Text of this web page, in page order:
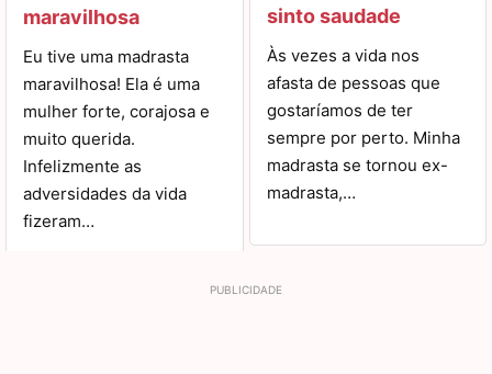
maravilhosa
Eu tive uma madrasta
maravilhosa! Ela é uma
mulher forte, corajosa e
muito querida.
Infelizmente as
adversidades da vida
fizeram…
sinto saudade
Às vezes a vida nos
afasta de pessoas que
gostaríamos de ter
sempre por perto. Minha
madrasta se tornou ex-
madrasta,…